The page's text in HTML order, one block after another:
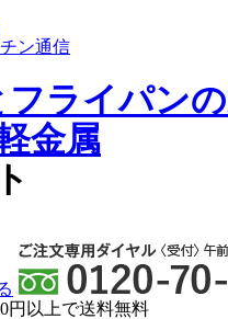
ン通信